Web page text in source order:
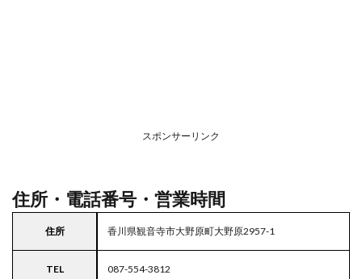
スポンサーリンク
住所・電話番号・営業時間
住所 香川県観音寺市大野原町大野原2957-1
TEL 087-554-3812